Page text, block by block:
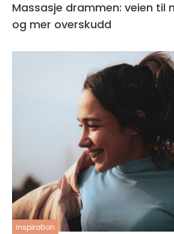
Massasje drammen: veien til
og mer overskudd
inspiration